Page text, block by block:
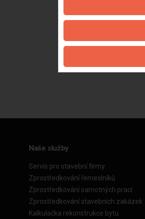
Naše služby
Servis pro stavební firmy
Zprostředkování řemeslníků
Zprostředkování samotných prací
Zprostředkování stavebních zakázek
Kalkulačka rekonstrukce bytu